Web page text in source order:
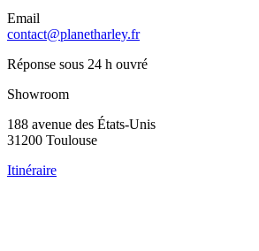
Email
contact@planetharley.fr
Réponse sous 24 h ouvré
Showroom
188 avenue des États-Unis
31200 Toulouse
Itinéraire